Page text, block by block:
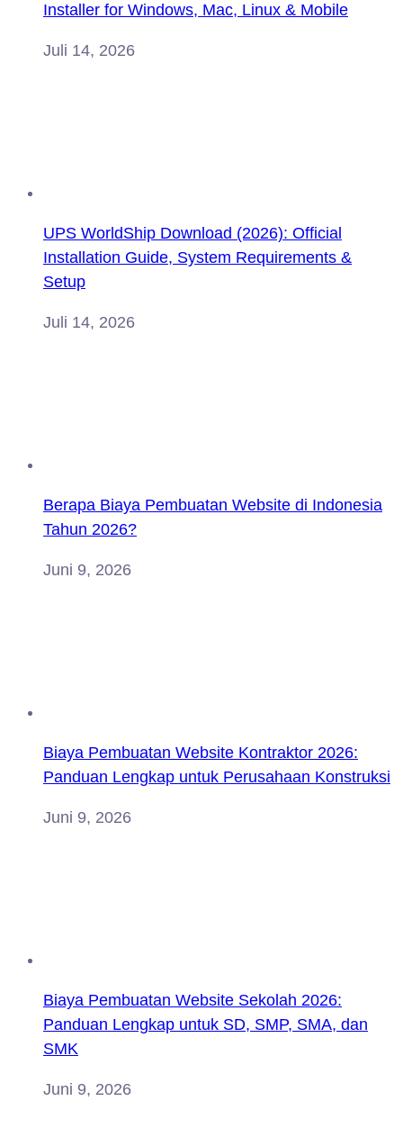
Installer for Windows, Mac, Linux & Mobile
Juli 14, 2026
UPS WorldShip Download (2026): Official
Installation Guide, System Requirements &
Setup
Juli 14, 2026
Berapa Biaya Pembuatan Website di Indonesia
Tahun 2026?
Juni 9, 2026
Biaya Pembuatan Website Kontraktor 2026:
Panduan Lengkap untuk Perusahaan Konstruksi
Juni 9, 2026
Biaya Pembuatan Website Sekolah 2026:
Panduan Lengkap untuk SD, SMP, SMA, dan
SMK
Juni 9, 2026